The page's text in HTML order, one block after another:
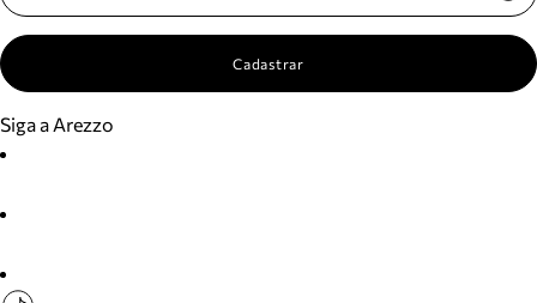
Cadastrar
Siga a Arezzo